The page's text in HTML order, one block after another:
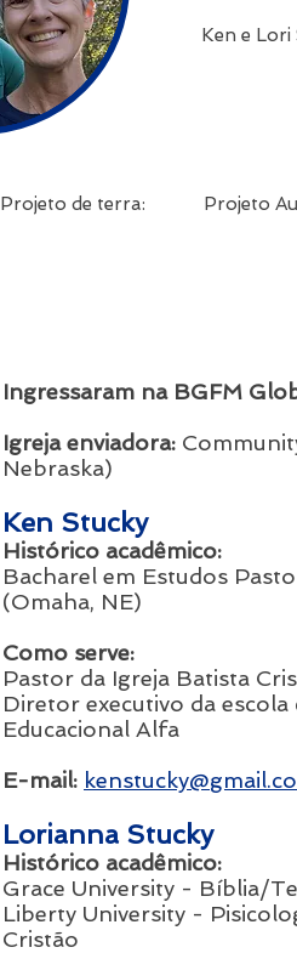
Ingressaram na BGFM
Igreja enviadora:
Nebraska)
Ken Stucky
Histórico acadêmico:
Bacharel em Estudos
(Omaha, NE)
Como serve:
Pastor da Igreja Batista
Diretor executivo da
Educacional Alfa
E-mail: ken
Lorianna Stucky
Histórico acadêmico:
Grace University - Bíblia/
Liberty University -
Cristão
Ken e Lori
Projeto
Projeto de terra: